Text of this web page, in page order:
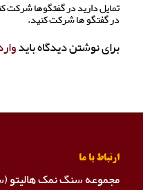
تمایل دارید در گفتگوها شرکت
در گفتگو ها شرکت کنید.
برای نوشتن دیدگاه باید
ارتباط با ما
مجموعه سنگ نمک